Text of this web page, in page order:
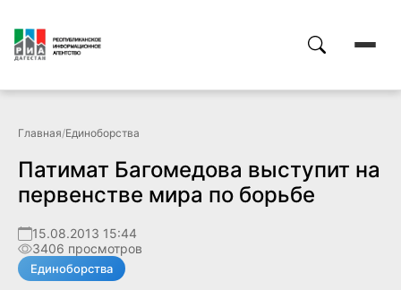
Главная/Единоборства
Патимат Багомедова выступит на
первенстве мира по борьбе
15.08.2013 15:44
3406 просмотров
Единоборства